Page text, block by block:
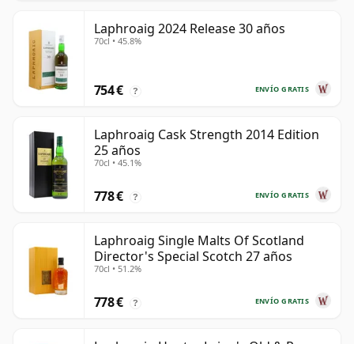
Laphroaig 2024 Release 30 años
70cl • 45.8%
ENVÍO GRATIS
754 € ?
Laphroaig Cask Strength 2014 Edition
25 años
70cl • 45.1%
ENVÍO GRATIS
778 € ?
Laphroaig Single Malts Of Scotland
Director's Special Scotch 27 años
70cl • 51.2%
ENVÍO GRATIS
778 € ?